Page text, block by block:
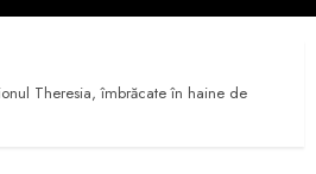
Theresia, îmbrăcate în haine de